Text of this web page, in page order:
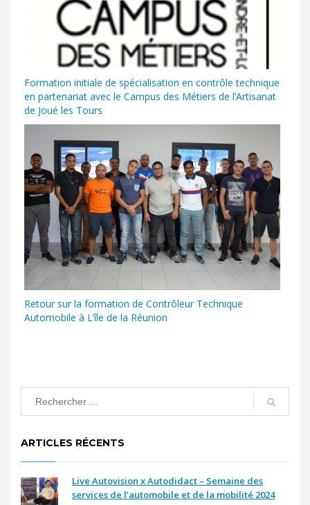
Formation initiale de spécialisation en contrôle technique
en partenariat avec le Campus des Métiers de l’Artisanat
de Joué les Tours
Retour sur la formation de Contrôleur Technique
Automobile à L’île de la Réunion
ARTICLES RÉCENTS
Live Autovision x Autodidact – Semaine des
services de l’automobile et de la mobilité 2024